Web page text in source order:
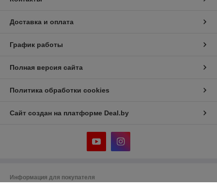
Доставка и оплата
График работы
Полная версия сайта
Политика обработки cookies
Сайт создан на платформе Deal.by
Информация для покупателя